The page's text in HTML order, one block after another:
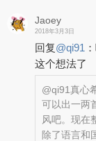
Jaoey
2018年3月3日
回复@qi91 ：
这个想法了
@qi91真心
可以出一两
风吧。现在
除了语言和